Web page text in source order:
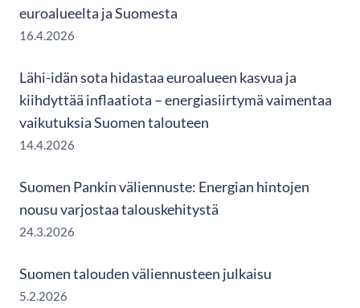
euroalueelta ja Suomesta
16.4.2026
Lähi-idän sota hidastaa euroalueen kasvua ja
kiihdyttää inflaatiota – energiasiirtymä vaimentaa
vaikutuksia Suomen talouteen
14.4.2026
Suomen Pankin väliennuste: Energian hintojen
nousu varjostaa talouskehitystä
24.3.2026
Suomen talouden väliennusteen julkaisu
5.2.2026